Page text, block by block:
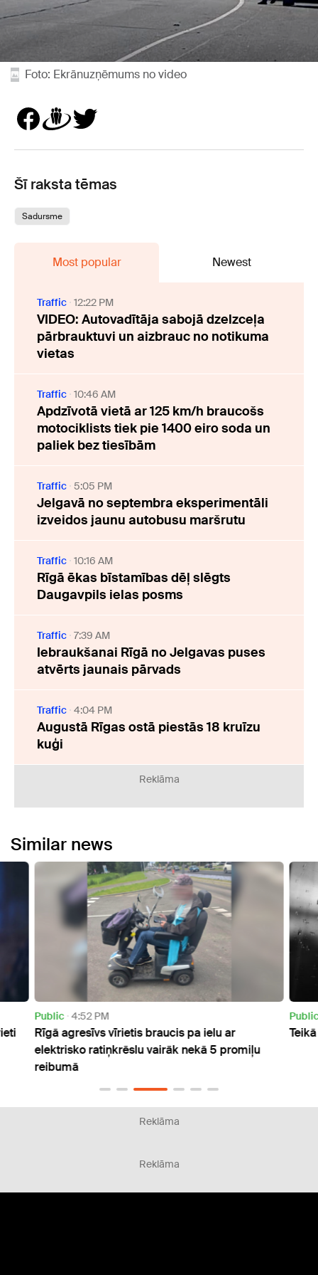
Foto: Ekrānuzņēmums no video
Šī raksta tēmas
Sadursme
Most popular Newest
Traffic 12:22 PM
VIDEO: Autovadītāja sabojā dzelzceļa
pārbrauktuvi un aizbrauc no notikuma
vietas
Traffic 10:46 AM
Apdzīvotā vietā ar 125 km/h braucošs
motociklists tiek pie 1400 eiro soda un
paliek bez tiesībām
Traffic 5:05 PM
Jelgavā no septembra eksperimentāli
izveidos jaunu autobusu maršrutu
Traffic 10:16 AM
Rīgā ēkas bīstamības dēļ slēgts
Daugavpils ielas posms
Traffic 7:39 AM
Iebraukšanai Rīgā no Jelgavas puses
atvērts jaunais pārvads
Traffic 4:04 PM
Augustā Rīgas ostā piestās 18 kruīzu
kuģi
Reklāma
Similar news
Public 4:52 PM
Rīgā agresīvs vīrietis braucis pa ielu ar
elektrisko ratiņkrēslu vairāk nekā 5 promiļu
reibumā
Reklāma
Reklāma